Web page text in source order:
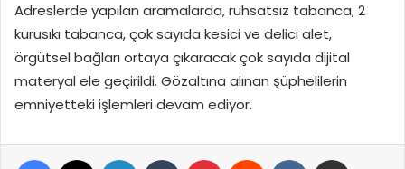
Adreslerde yapılan aramalarda, ruhsatsız tabanca, 2
kurusıkı tabanca, çok sayıda kesici ve delici alet,
örgütsel bağları ortaya çıkaracak çok sayıda dijital
materyal ele geçirildi. Gözaltına alınan şüphelilerin
emniyetteki işlemleri devam ediyor.
Facebook LinkedIn Tumblr Pinterest Reddit VKontakte